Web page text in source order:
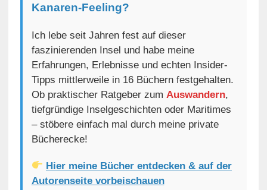
Kanaren-Feeling?
Ich lebe seit Jahren fest auf dieser
faszinierenden Insel und habe meine
Erfahrungen, Erlebnisse und echten Insider-
Tipps mittlerweile in 16 Büchern festgehalten.
Ob praktischer Ratgeber zum Auswandern,
tiefgründige Inselgeschichten oder Maritimes
– stöbere einfach mal durch meine private
Bücherecke!
Hier meine Bücher entdecken & auf der
Autorenseite vorbeischauen